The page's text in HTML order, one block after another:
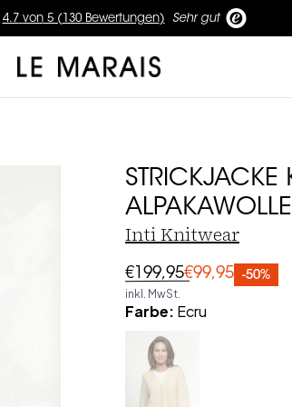
4.7 von5 ( 130 Bewertungen) Sehr gut
Le Marais
STRICKJACKE
ALPAKAWOLLE
Inti Knitwear
€199,95€99,95 -50%
inkl. MwSt.
Farbe: Ecru